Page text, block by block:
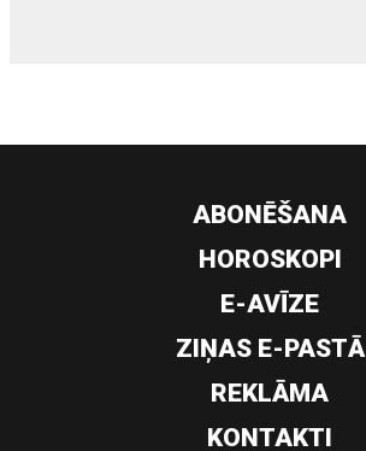
ABONĒŠANA
HOROSKOPI
E-AVĪZE
ZIŅAS E-PASTĀ
REKLĀMA
KONTAKTI